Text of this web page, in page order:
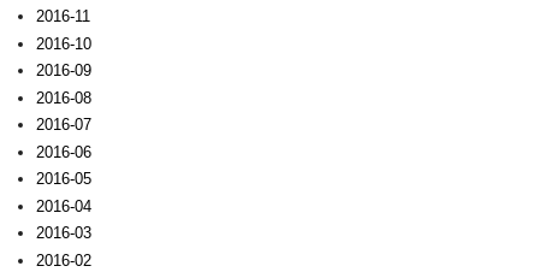
2016-11
2016-10
2016-09
2016-08
2016-07
2016-06
2016-05
2016-04
2016-03
2016-02